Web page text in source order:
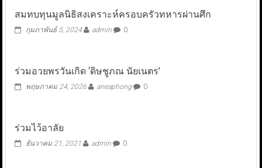
สมทบทุนมูลนิธิสงเคราะห์ครอบครัวทหารผ่านศึก
กุมภาพันธ์ 5, 2024 admin 0
ร่วมอวยพรวันเกิด ‘ดิษชูภณ นัยเนตร’
พฤษภาคม 24, 2026 aneaphong 0
ร่วมไว้อาลัย
ธันวาคม 21, 2021 admin 0